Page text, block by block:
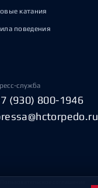
катания
поведения
служба
(930) 800-1946